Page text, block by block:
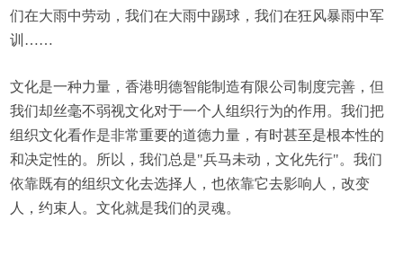
们在大雨中劳动，我们在大雨中踢球，我们在狂风暴雨中军
训……
文化是一种力量，香港明德智能制造有限公司制度完善，但
我们却丝毫不弱视文化对于一个人组织行为的作用。我们把
组织文化看作是非常重要的道德力量，有时甚至是根本性的
和决定性的。所以，我们总是"兵马未动，文化先行"。我们
依靠既有的组织文化去选择人，也依靠它去影响人，改变
人，约束人。文化就是我们的灵魂。